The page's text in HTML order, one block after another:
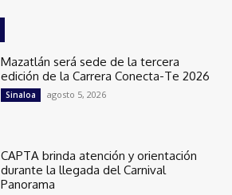
Mazatlán será sede de la tercera
edición de la Carrera Conecta-Te 2026
Sinaloa agosto 5, 2026
CAPTA brinda atención y orientación
durante la llegada del Carnival
Panorama